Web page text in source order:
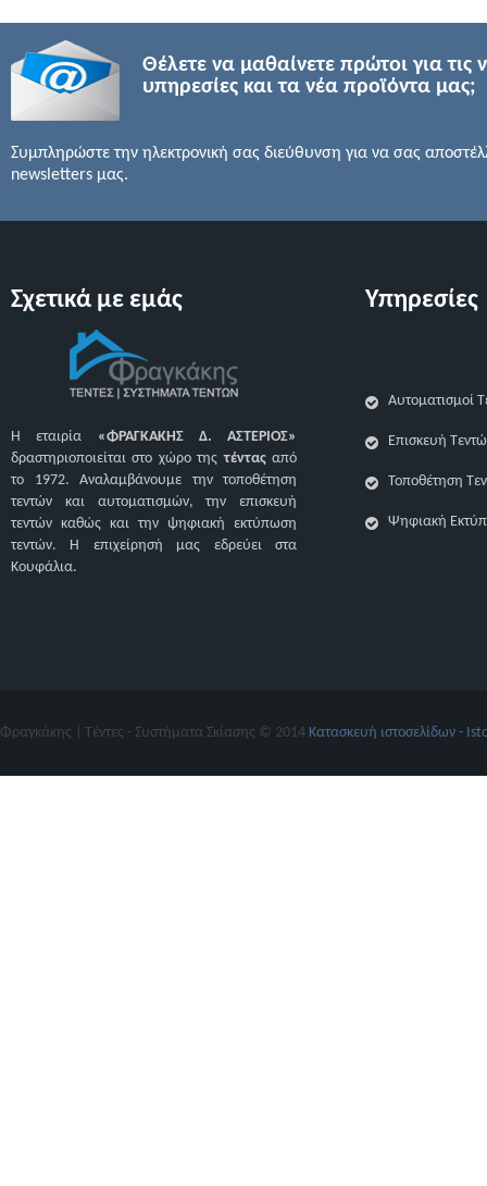
Θέλετε να μαθαίνετε πρώτοι για τις
υπηρεσίες και τα νέα προϊόντα μας;
Συμπληρώστε την ηλεκτρονική σας διεύθυνση για να σας
newsletters μας.
Σχετικά με εμάς
Η εταιρία «ΦΡΑΓΚΑΚΗΣ Δ. ΑΣΤΕΡΙΟΣ»
δραστηριοποιείται στο χώρο τηςτένταςαπό
το 1972. Αναλαμβάνουμε την τοποθέτηση
τεντών και αυτοματισμών, την επισκευή
τεντών καθώς και την ψηφιακή εκτύπωση
τεντών. H επιχείρησή μας εδρεύει στα
Κουφάλια.
Υπηρεσίες
Αυτοματισμοί
Επισκευή
Τοποθέτηση
Ψηφιακή
Φραγκάκης | Τέντες - Συστήματα Σκίασης © 2014 Κατασκευή ιστοσελίδων -